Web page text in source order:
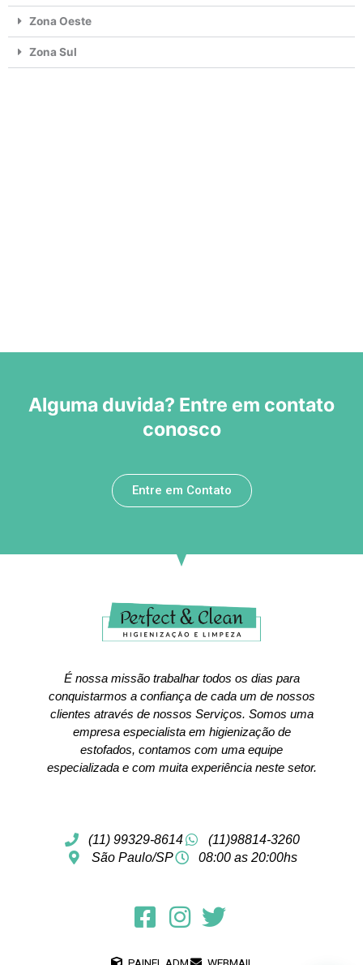
Zona Oeste
Zona Sul
Alguma duvida? Entre em contato
conosco
Entre em Contato
É nossa missão trabalhar todos os dias para
conquistarmos a confiança de cada um de nossos
clientes através de nossos Serviços. Somos uma
empresa especialista em higienização de
estofados, contamos com uma equipe
especializada e com muita experiência neste setor.
(11) 99329-8614
(11)98814-3260
São Paulo/SP
08:00 as 20:00hs
PAINEL ADM WEBMAIL